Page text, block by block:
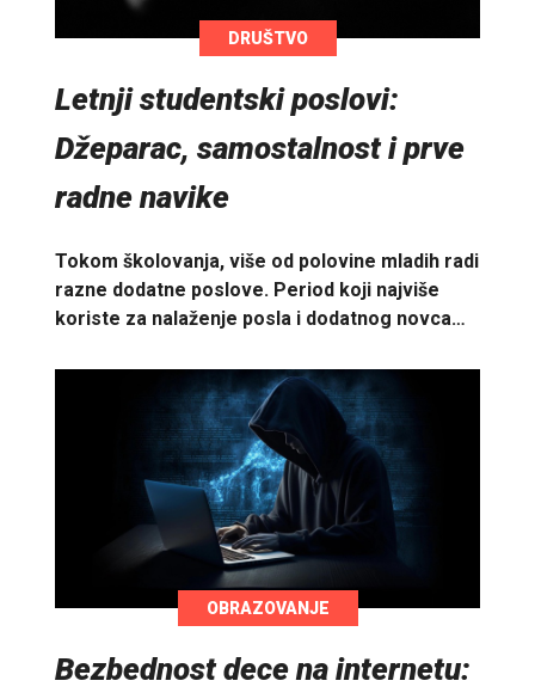
DRUŠTVO
Letnji studentski poslovi:
Džeparac, samostalnost i prve
radne navike
Tokom školovanja, više od polovine mladih radi
razne dodatne poslove. Period koji najviše
koriste za nalaženje posla i dodatnog novca…
OBRAZOVANJE
Bezbednost dece na internetu: